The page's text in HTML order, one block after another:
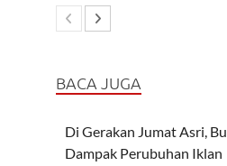
BACA JUGA
Di Gerakan Jumat Asri,
Dampak Perubuhan Iklan